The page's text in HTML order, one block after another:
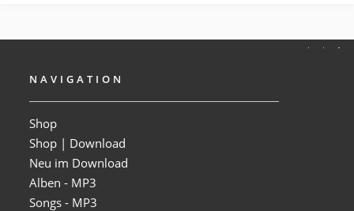
NAVIGATION
Shop
Shop | Download
Neu im Download
Alben - MP3
Songs - MP3